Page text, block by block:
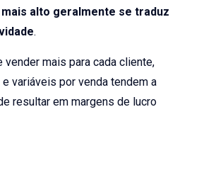
alto geralmente se traduz
.
vender mais para cada cliente,
variáveis por venda tendem a
resultar em margens de lucro